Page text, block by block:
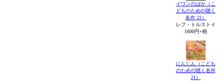
イワンのばか（こ
どものための聴く
名作 22）
レフ・トルストイ
1600円+税
にんじん（こども
のための聴く名作
21）